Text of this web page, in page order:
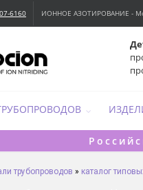
6160 ИОННОЕ АЗОТИРОВАНИЕ -
трубопроводов » каталог